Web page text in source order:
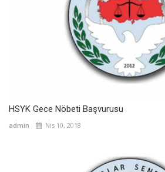
HSYK Gece Nöbeti Başvurusu
admin Nis 10, 2018